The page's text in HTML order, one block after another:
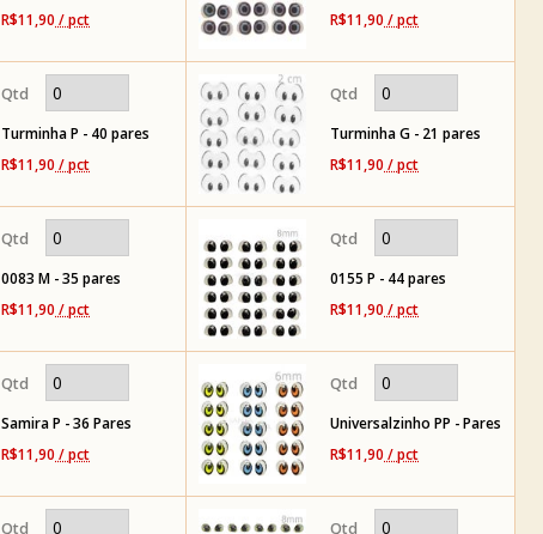
R$11,90 / pct
R$11,90 / pct
Turminha P - 40 pares
R$11,90 / pct
Turminha G - 21 pares
R$11,90 / pct
0083 M - 35 pares
R$11,90 / pct
0155 P - 44 pares
R$11,90 / pct
Samira P - 36 Pares
R$11,90 / pct
Universalzinho PP - Pares
R$11,90 / pct